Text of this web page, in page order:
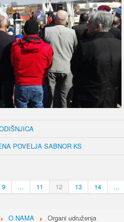
POVELJA SABNOR KS
9 ... 11 12 13 14 ...
O NAMA Organi udruženja